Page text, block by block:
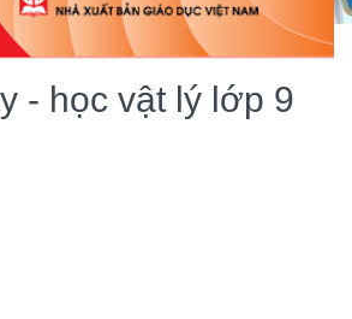
- học vật lý lớp 9